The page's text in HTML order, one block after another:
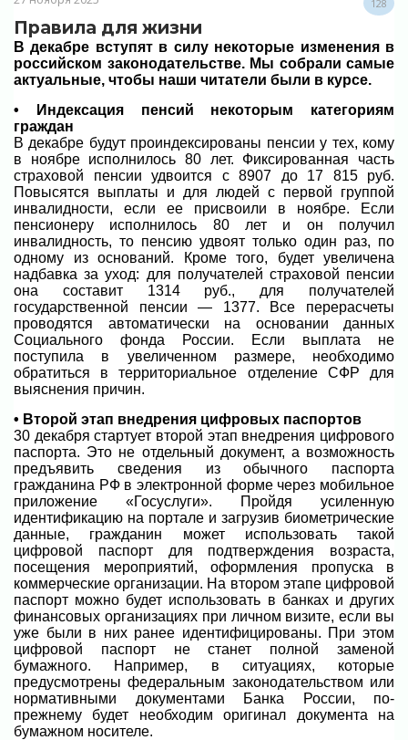
128
Правила для жизни
В декабре вступят в силу некоторые изменения в
российском законодательстве. Мы собрали самые
актуальные, чтобы наши читатели были в курсе.
• Индексация пенсий некоторым категориям
граждан
В декабре будут проиндексированы пенсии у тех, кому
в ноябре исполнилось 80 лет. Фиксированная часть
страховой пенсии удвоится с 8907 до 17 815 руб.
Повысятся выплаты и для людей с первой группой
инвалидности, если ее присвоили в ноябре. Если
пенсионеру исполнилось 80 лет и он получил
инвалидность, то пенсию удвоят только один раз, по
одному из оснований. Кроме того, будет увеличена
надбавка за уход: для получателей страховой пенсии
она составит 1314 руб., для получателей
государственной пенсии — 1377. Все перерасчеты
проводятся автоматически на основании данных
Социального фонда России. Если выплата не
поступила в увеличенном размере, необходимо
обратиться в территориальное отделение СФР для
выяснения причин.
• Второй этап внедрения цифровых паспортов
30 декабря стартует второй этап внедрения цифрового
паспорта. Это не отдельный документ, а возможность
предъявить сведения из обычного паспорта
гражданина РФ в электронной форме через мобильное
приложение «Госуслуги». Пройдя усиленную
идентификацию на портале и загрузив биометрические
данные, гражданин может использовать такой
цифровой паспорт для подтверждения возраста,
посещения мероприятий, оформления пропуска в
коммерческие организации. На втором этапе цифровой
паспорт можно будет использовать в банках и других
финансовых организациях при личном визите, если вы
уже были в них ранее идентифицированы. При этом
цифровой паспорт не станет полной заменой
бумажного. Например, в ситуациях, которые
предусмотрены федеральным законодательством или
нормативными документами Банка России, по-
прежнему будет необходим оригинал документа на
бумажном носителе.